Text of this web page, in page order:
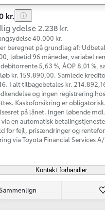
kr.
ydelse 2.238 kr.
40.000 kr.
beregnet på grundlag af:
løbetid 96 måneder, variabel
5,63 %, ÅOP 8,01 %,
kr. 159.890,00. Samlede
I alt tilbagebetales kr.
og ingen registrering
Kaskoforsikring er
på lånet. Ingen løbende
en automatisk
for fejl, prisændringer og
via Toyota Financial Services A/
Kontakt forhandler
Sammenlign